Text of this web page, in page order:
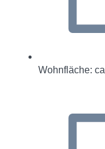
Wohnfläche: